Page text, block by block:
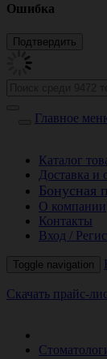
Ошибка
Главное
Каталог
Доставка и
Бонусная
О компании
Контакты
Вход /
Toggle navigation
Скачать прайс-